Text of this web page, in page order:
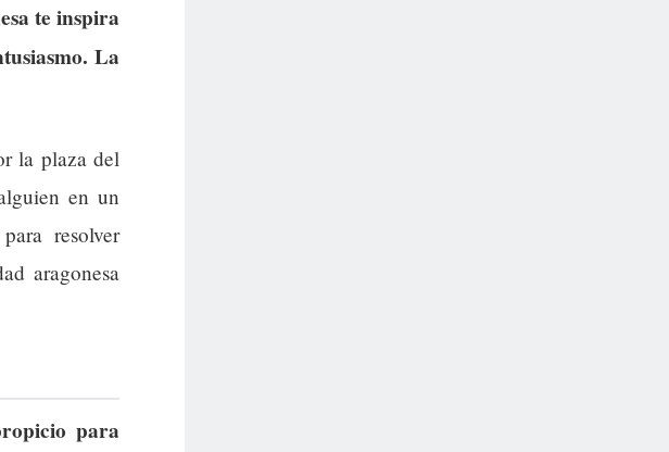
te inspira
La
la plaza del
en un
resolver
aragonesa
para